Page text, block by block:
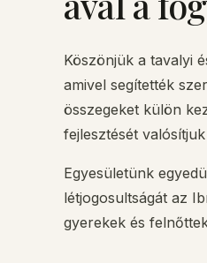
Köszönjük a tavalyi
amivel segítették
összegeket külön
fejlesztését valósítjuk
Egyesületünk
létjogosultságát az
gyerekek és